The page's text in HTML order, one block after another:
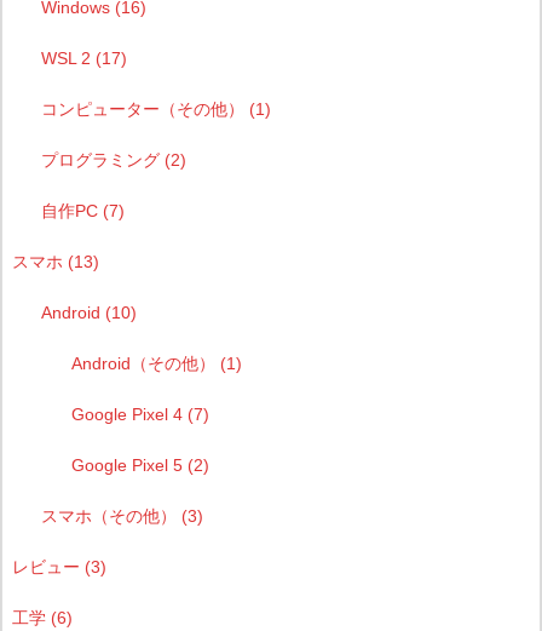
Windows (16)
WSL 2 (17)
コンピューター（その他） (1)
プログラミング (2)
自作PC (7)
スマホ (13)
Android (10)
Android（その他） (1)
Google Pixel 4 (7)
Google Pixel 5 (2)
スマホ（その他） (3)
レビュー (3)
工学 (6)